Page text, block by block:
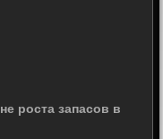
роста запасов в